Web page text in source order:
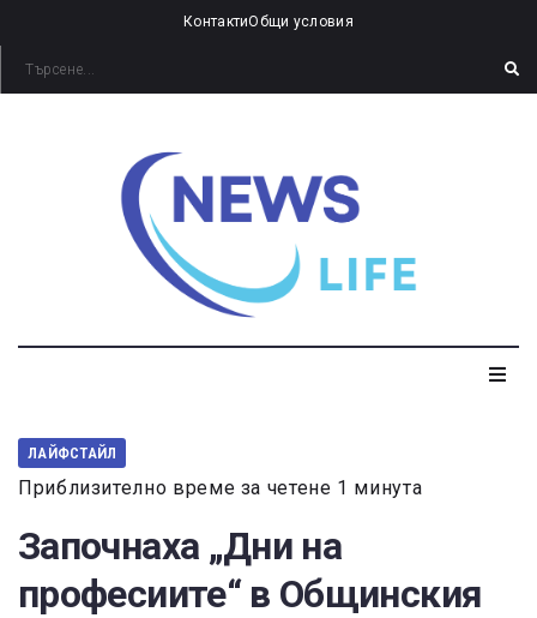
КонтактиОбщи условия
ЛАЙФСТАЙЛ
Приблизително време за четене 1 минута
Започнаха „Дни на
професиите“ в Общинския